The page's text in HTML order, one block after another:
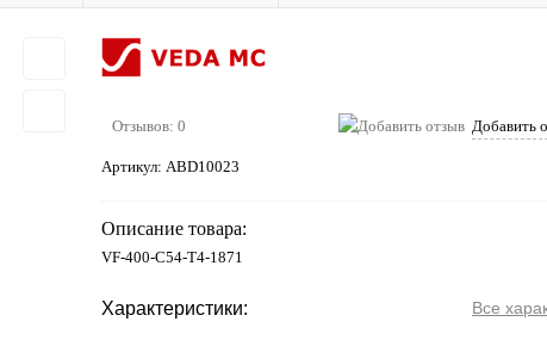
Отзывов: 0 Добавить
Артикул: ABD10023
Описание товара:
VF-400-C54-T4-1871
Характеристики: Все